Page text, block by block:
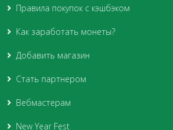
Правила покупок с кэшбэком
Как заработать монеты?
Добавить магазин
Стать партнером
Вебмастерам
New Year Fest